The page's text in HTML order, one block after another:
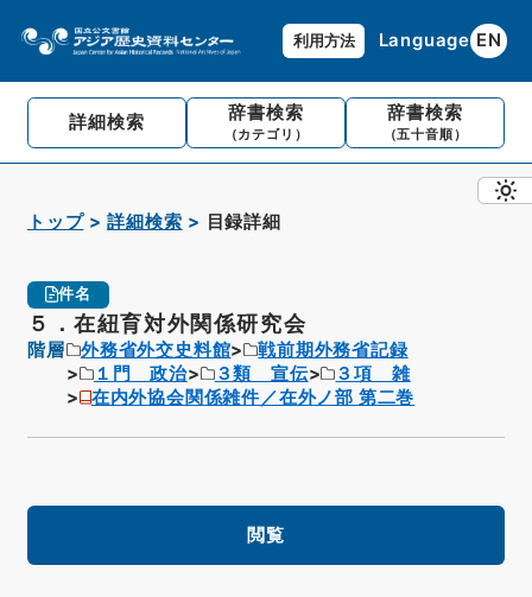
利用方法 Language EN
詳細検索 辞書検索
（カテゴリ）
辞書検索
（五十音順）
トップ 詳細検索 目録詳細
件名
５．在紐育対外関係研究会
階層 外務省外交史料館
戦前期外務省記録
１門 政治
３類 宣伝
３項 雑
在内外協会関係雑件／在外ノ部 第二巻
閲覧